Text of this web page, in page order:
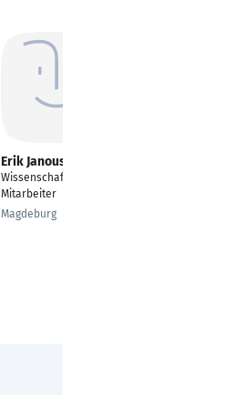
Erik Janousch
Wissenschaftlicher
Mitarbeiter
Magdeburg